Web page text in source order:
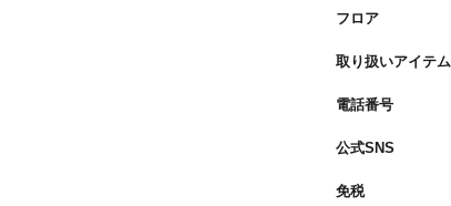
フロア
取り扱いアイテム
電話番号
公式SNS
免税